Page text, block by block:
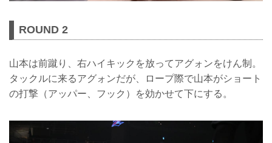
ROUND 2
山本は前蹴り、右ハイキックを放ってアグォンをけん制。
タックルに来るアグォンだが、ロープ際で山本がショート
の打撃（アッパー、フック）を効かせて下にする。